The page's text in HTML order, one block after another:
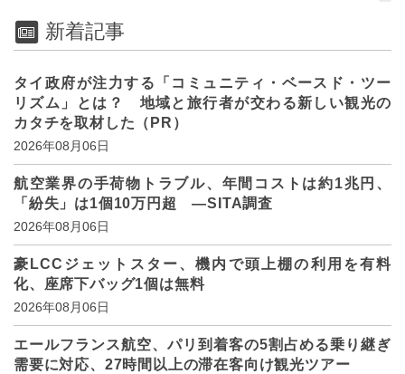
新着記事
タイ政府が注力する「コミュニティ・ベースド・ツー
リズム」とは？ 地域と旅行者が交わる新しい観光の
カタチを取材した（PR）
2026年08月06日
航空業界の手荷物トラブル、年間コストは約1兆円、
「紛失」は1個10万円超 ―SITA調査
2026年08月06日
豪LCCジェットスター、機内で頭上棚の利用を有料
化、座席下バッグ1個は無料
2026年08月06日
エールフランス航空、パリ到着客の5割占める乗り継ぎ
需要に対応、27時間以上の滞在客向け観光ツアー